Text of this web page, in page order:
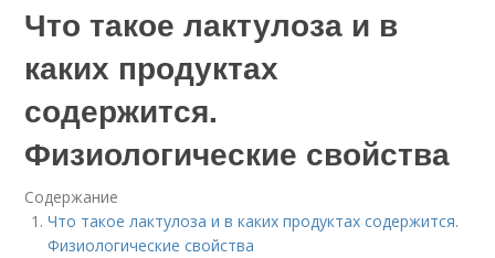
Что такое лактулоза и в
каких продуктах
содержится.
Физиологические свойства
Содержание
Что такое лактулоза и в каких продуктах содержится.
Физиологические свойства